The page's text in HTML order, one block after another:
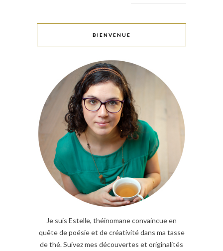
BIENVENUE
Je suis Estelle, théinomane convaincue en
quête de poésie et de créativité dans ma tasse
de thé. Suivez mes découvertes et originalités